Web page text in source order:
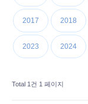
2017 2018
2023 2024
Total 1건 1 페이지